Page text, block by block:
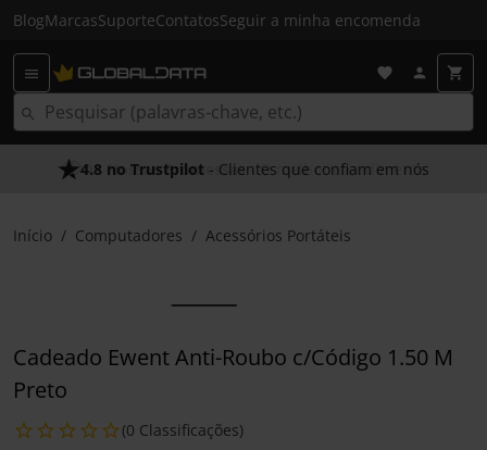
BlogMarcasSuporteContatosSeguir a minha encomenda
As Nossas Promessas- O melhor atendimento
4.8 no Trustpilot - Clientes que confiam em nós
Início Computadores Acessórios Portáteis
Cadeado Ewent Anti-Roubo c/Código 1.50 M
Preto
(0 Classificações)